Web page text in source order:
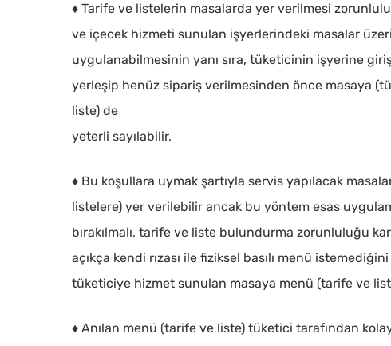
♦ Tarife ve listelerin masalarda yer verilmesi
ve içecek hizmeti sunulan işyerlerindeki masalar
uygulanabilmesinin yanı sıra, tüketicinin işyerine
yerleşip henüz sipariş verilmesinden önce masaya
liste) de
yeterli sayılabilir,
♦ Bu koşullara uymak şartıyla servis yapılacak
listelere) yer verilebilir ancak bu yöntem esas
bırakılmalı, tarife ve liste bulundurma zorunluluğu
açıkça kendi rızası ile fiziksel basılı menü
tüketiciye hizmet sunulan masaya menü (tarife ve
♦ Anılan menü (tarife ve liste) tüketici tarafından